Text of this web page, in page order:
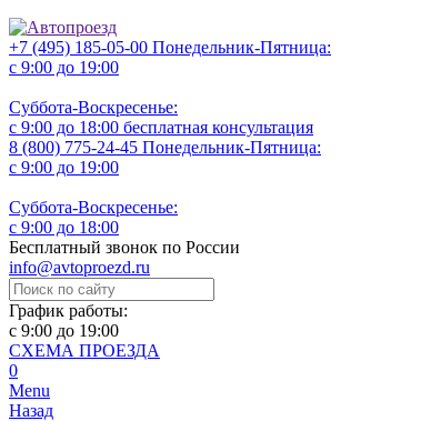
+7 (495) 185-05-00 Понедельник-Пятница:
с 9:00 до 19:00
Суббота-Воскресенье:
с 9:00 до 18:00 бесплатная консультация
8 (800) 775-24-45 Понедельник-Пятница:
с 9:00 до 19:00
Суббота-Воскресенье:
с 9:00 до 18:00
Бесплатный звонок по России
info@avtoproezd.ru
График работы:
с 9:00 до 19:00
СХЕМА ПРОЕЗДА
0
Menu
Назад